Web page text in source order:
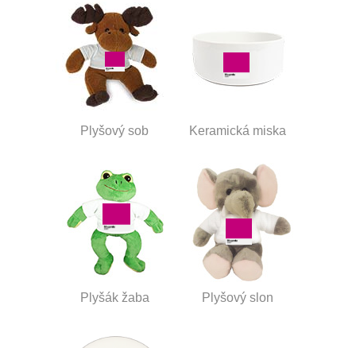
Plyšový sob Keramická miska
Plyšák žaba Plyšový slon